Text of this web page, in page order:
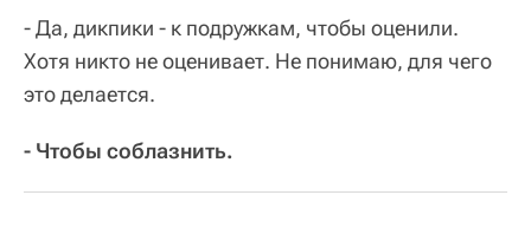
- Да, дикпики - к подружкам, чтобы оценили.
Хотя никто не оценивает. Не понимаю, для чего
это делается.
- Чтобы соблазнить.